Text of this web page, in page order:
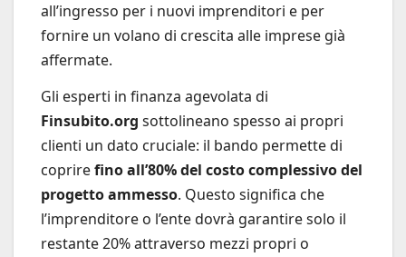
all’ingresso per i nuovi imprenditori e per
fornire un volano di crescita alle imprese già
affermate.
Gli esperti in finanza agevolata di
Finsubito.org sottolineano spesso ai propri
clienti un dato cruciale: il bando permette di
coprirefino all’80% del costo complessivo del
progetto ammesso. Questo significa che
l’imprenditore o l’ente dovrà garantire solo il
restante 20% attraverso mezzi propri o